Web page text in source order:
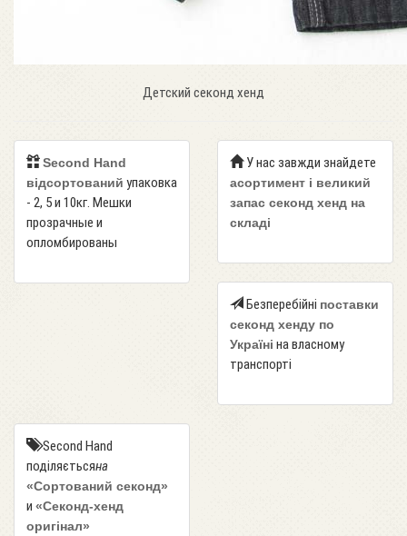
Детский секонд хенд
Second Hand
відсортований упаковка
- 2, 5 и 10кг. Мешки
прозрачные и
опломбированы
У нас завжди знайдете
асортимент і великий
запас секонд хенд на
складі
Безперебійні поставки
секонд хенду по
Україні на власному
транспорті
Second Hand
поділяєтьсяна
«Сортований секонд»
и «Секонд-хенд
оригінал»